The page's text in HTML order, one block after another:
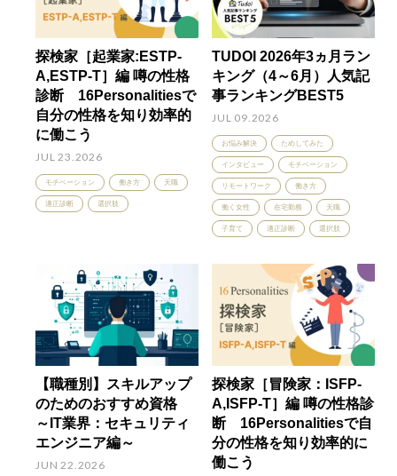
探検家［起業家:ESTP-
A,ESTP-T］編 噂の性格
診断 16Personalitiesで
自分の性格を知り効率的
に働こう
JUL 23.2026
モチベーション 働き方 天職
適正診断 選択肢
TUDOI 2026年3ヵ月ラン
キング（4～6月）人気記
事ランキングBEST5
JUL 09.2026
お悩み解決 ためしてみた
インタビュー モチベーション
リモートワーク 働き方
働く女性 在宅勤務 天職
子育て 適正診断 選択肢
【職種別】スキルアップ
のためのおすすめ資格
～IT業界：セキュリティ
エンジニア編～
JUN 22.2026
探検家［冒険家：ISFP-
A,ISFP-T］編 噂の性格診
断 16Personalitiesで自
分の性格を知り効率的に
働こう